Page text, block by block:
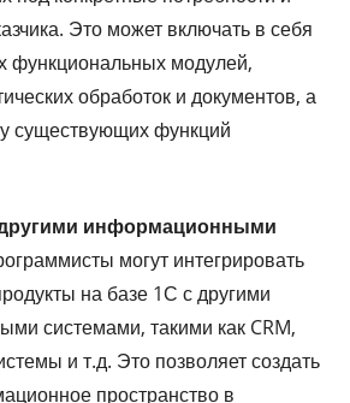
Это может включать в себя
функциональных модулей,
обработок и документов, а
существующих функций
информационными
могут интегрировать
на базе 1С с другими
системами, такими как CRM,
и т.д. Это позволяет создать
пространство в